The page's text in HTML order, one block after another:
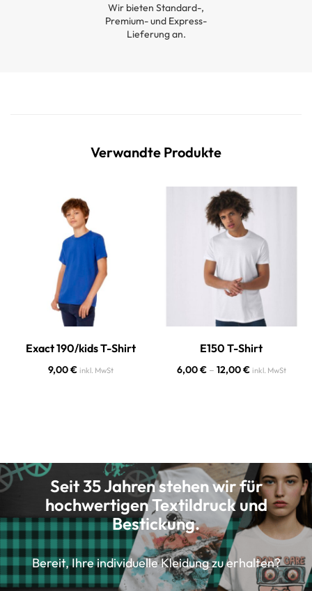
Wir bieten Standard-,
Premium- und Express-
Lieferung an.
Verwandte Produkte
Exact 190/kids T-Shirt
9,00€ inkl. MwSt
E150 T-Shirt
6,00€ – 12,00€ inkl. MwSt
Seit 35 Jahren stehen wir für
hochwertigen Textildruck und
Bestickung.
Bereit, Ihre individuelle Kleidung zu erhalten?